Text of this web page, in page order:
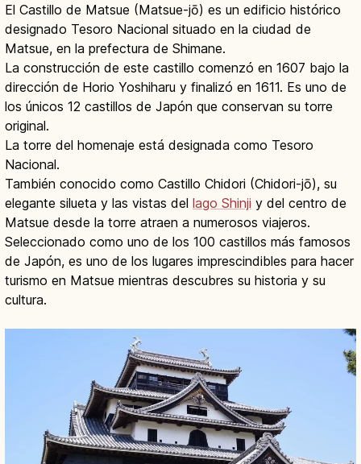
El Castillo de Matsue (Matsue-jō) es un edificio histórico
designado Tesoro Nacional situado en la ciudad de
Matsue, en la prefectura de Shimane.
La construcción de este castillo comenzó en 1607 bajo la
dirección de Horio Yoshiharu y finalizó en 1611. Es uno de
los únicos 12 castillos de Japón que conservan su torre
original.
La torre del homenaje está designada como Tesoro
Nacional.
También conocido como Castillo Chidori (Chidori-jō), su
elegante silueta y las vistas del lago Shinji y del centro de
Matsue desde la torre atraen a numerosos viajeros.
Seleccionado como uno de los 100 castillos más famosos
de Japón, es uno de los lugares imprescindibles para hacer
turismo en Matsue mientras descubres su historia y su
cultura.